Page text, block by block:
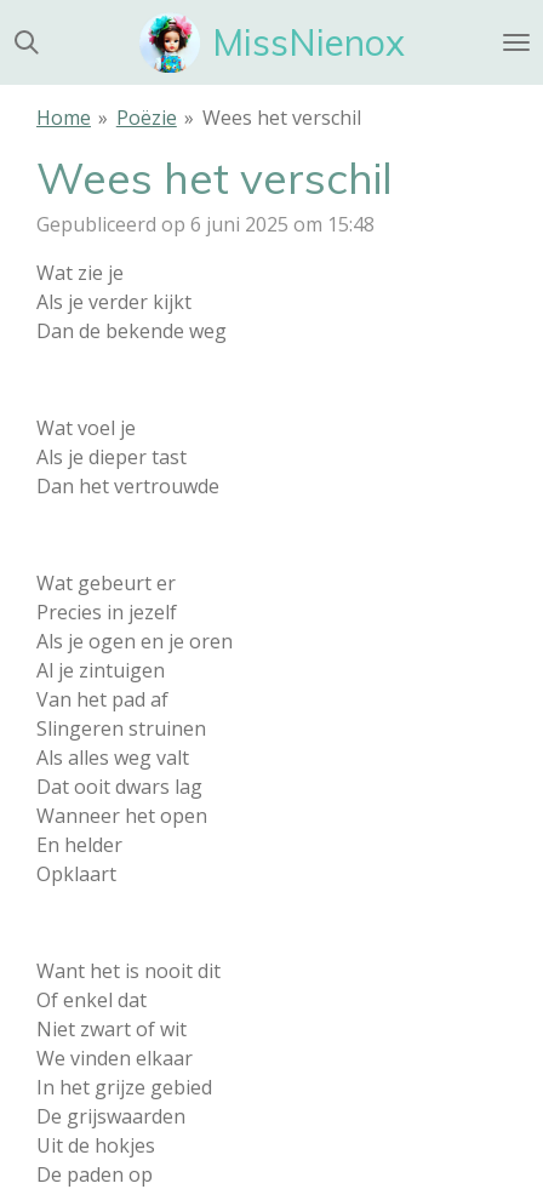
direct
naar
MissNienox
Home » Poëzie » Wees het verschil
Wees het verschil
Gepubliceerd op 6 juni 2025 om 15:48
Wat zie je
Als je verder kijkt
Dan de bekende weg
Wat voel je
Als je dieper tast
Dan het vertrouwde
Wat gebeurt er
Precies in jezelf
Als je ogen en je oren
Al je zintuigen
Van het pad af
Slingeren struinen
Als alles weg valt
Dat ooit dwars lag
Wanneer het open
En helder
Opklaart
Want het is nooit dit
Of enkel dat
Niet zwart of wit
We vinden elkaar
In het grijze gebied
De grijswaarden
Uit de hokjes
De paden op